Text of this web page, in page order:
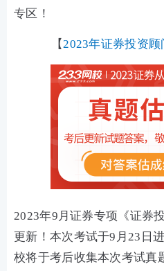
专区！
【2023年证券投资
2023年9月证券专项《证券
更新！ 本次考试于9月23日
校将于考后收集本次考试真